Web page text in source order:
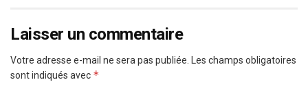
Laisser un commentaire
Votre adresse e-mail ne sera pas publiée.
Les champs obligatoires
sont indiqués avec *